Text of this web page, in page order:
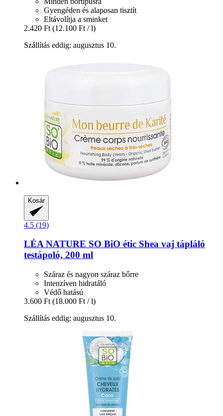
Gyengéden és alaposan tisztít
Eltávolítja a sminket
2.420 Ft (12.100 Ft / l)
Szállítás eddig: augusztus 10.
Kosár
4.5 (19)
LÉA NATURE SO BiO étic Shea vaj tápláló
testápoló, 200 ml
Száraz és nagyon száraz bőrre
Intenzíven hidratáló
Védő hatású
3.600 Ft (18.000 Ft / l)
Szállítás eddig: augusztus 10.